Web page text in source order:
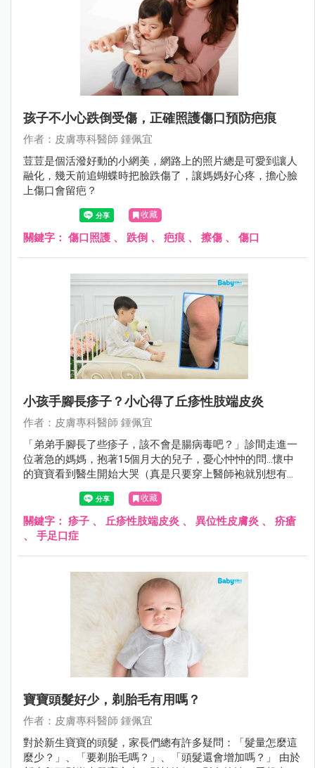
孩子不小心跌倒受傷，正確照護傷口預防疤痕
作者：皮膚專科醫師 鍾佩宜
荳荳是個活潑好動的小網美，網路上的照片總是可愛到讓人
融化，幾天前追蝴蝶時把臉跌傷了，讓媽媽好心疼，擔心臉
上傷口會留疤？
收藏
關鍵字： 傷口照護 、 跌倒 、 疤痕 、 擦傷 、 傷口
小孩手腳長疹子？小心得了丘疹性肢端皮炎
作者：皮膚專科醫師 鍾佩宜
「弟弟手腳長了些疹子，該不會是腸病毒吧？」診間走進一
位著急的媽媽，抱著15個月大的兒子，憂心忡忡的問...懷中
的寶寶看到醫生開始大哭（真是只要穿上醫師袍就別想有小
孩緣）；不過仔細檢查後確定不是腸病毒，而是「小兒丘疹
性肢端皮膚炎」。
收藏
關鍵字： 疹子 、 丘疹性肢端皮炎 、 異位性皮膚炎 、 疥瘡
、 手足口症
寶寶頭髮好少，剃胎毛有用嗎？
作者：皮膚專科醫師 鍾佩宜
對於新生寶寶的頭髮，家長們總有許多疑問：「髮量怎麼這
麼少？」、「要剃胎毛嗎？」、「頭髮還會增加嗎？」 由於